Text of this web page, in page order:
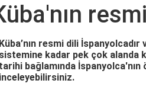
Küba’nın resmi dili
sistemine kadar pek çok alanda
tarihi bağlamında İspanyolca'nın
inceleyebilirsiniz.